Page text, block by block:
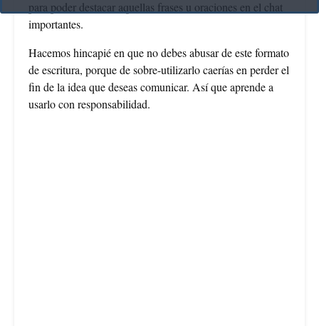
para poder destacar aquellas frases u oraciones en el chat
importantes.
Hacemos hincapié en que no debes abusar de este formato
de escritura, porque de sobre-utilizarlo caerías en perder el
fin de la idea que deseas comunicar. Así que aprende a
usarlo con responsabilidad.